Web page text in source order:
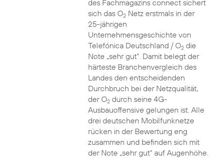
des Fachmagazins connect sichert
sich das O2Netz erstmals in der
25-jährigen
Unternehmensgeschichte von
Telefónica Deutschland / O2die
Note „sehr gut“. Damit belegt der
härteste Branchenvergleich des
Landes den entscheidenden
Durchbruch bei der Netzqualität,
der O2durch seine 4G-
Ausbauoffensive gelungen ist. Alle
drei deutschen Mobilfunknetze
rücken in der Bewertung eng
zusammen und befinden sich mit
der Note „sehr gut“ auf Augenhöhe.